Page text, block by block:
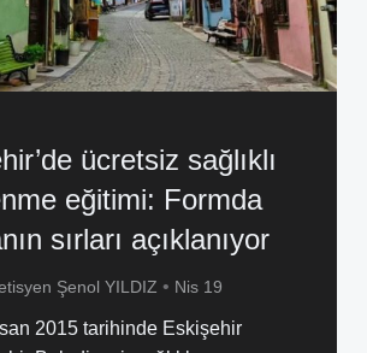
ücretsiz sağlıklı
eğitimi: Formda
sırları açıklanıyor
Şenol YILDIZ • Nis 19
2015 tarihinde Eskişehir